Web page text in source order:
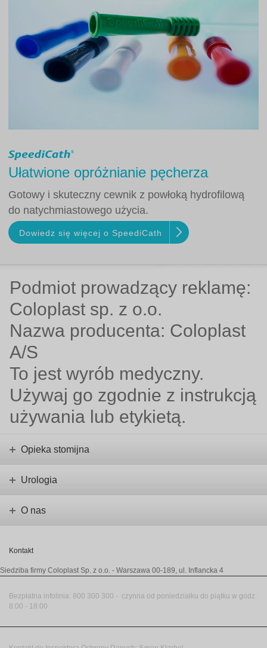
Ułatwione opróżnianie pęcherza
Gotowy i skuteczny cewnik z powłoką hydrofilową
do natychmiastowego użycia.
Dowiedz się więcej o SpeediCath
Podmiot prowadzący reklamę:
Coloplast sp. z o.o.
Nazwa producenta: Coloplast
A/S
To jest wyrób medyczny.
Używaj go zgodnie z instrukcją
używania lub etykietą.
Opieka stomijna
Urologia
O nas
Kontakt
Siedziba firmy Coloplast Sp. z o.o. - Warszawa 00-189, ul. Inflancka 4
Bezpłatna infolinia: 800 300 300 - czynna od poniedziałku do piątku w godz.
8:00 - 18:00